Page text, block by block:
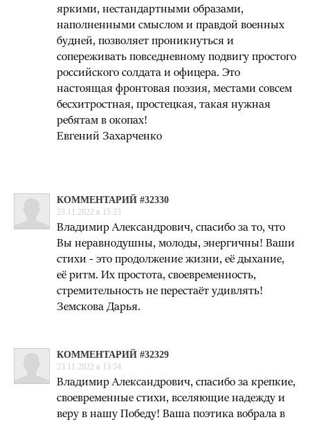
яркими, нестандартными образами,
наполненными смыслом и правдой военных
будней, позволяет проникнуться и
сопереживать повседневному подвигу простого
российского солдата и офицера. Это
настоящая фронтовая поэзия, местами совсем
бесхитростная, простецкая, такая нужная
ребятам в окопах!
Евгений Захарченко
КОММЕНТАРИЙ #32330
23.11.2022 в 15:23
Владимир Александрович, спасибо за то, что
Вы неравнодушны, молоды, энергичны! Ваши
стихи - это продолжение жизни, её дыхание,
её ритм. Их простота, своевременность,
стремительность не перестаёт удивлять!
Земскова Дарья.
КОММЕНТАРИЙ #32329
23.11.2022 в 13:54
Владимир Александрович, спасибо за крепкие,
своевременные стихи, вселяющие надежду и
веру в нашу Победу! Ваша поэтика вобрала в